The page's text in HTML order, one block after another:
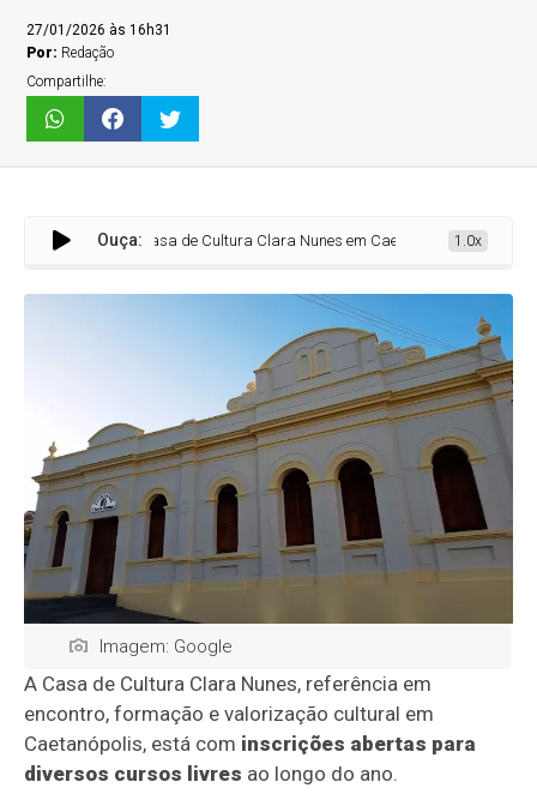
27/01/2026 às 16h31
Por: Redação
Compartilhe:
Ouça:
Casa de Cultura Clara Nunes em Caetanópolis abre inscrições para
1.0x
Imagem: Google
A Casa de Cultura Clara Nunes, referência em
encontro, formação e valorização cultural em
Caetanópolis, está com inscrições abertas para
diversos cursos livres ao longo do ano.